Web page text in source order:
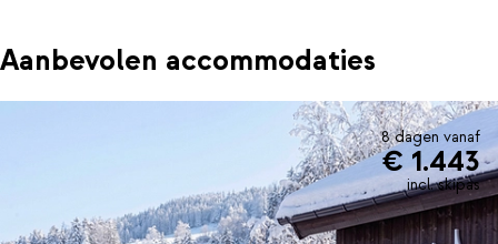
Aanbevolen accommodaties
8 dagen vanaf
€ 1.443
incl. skipas